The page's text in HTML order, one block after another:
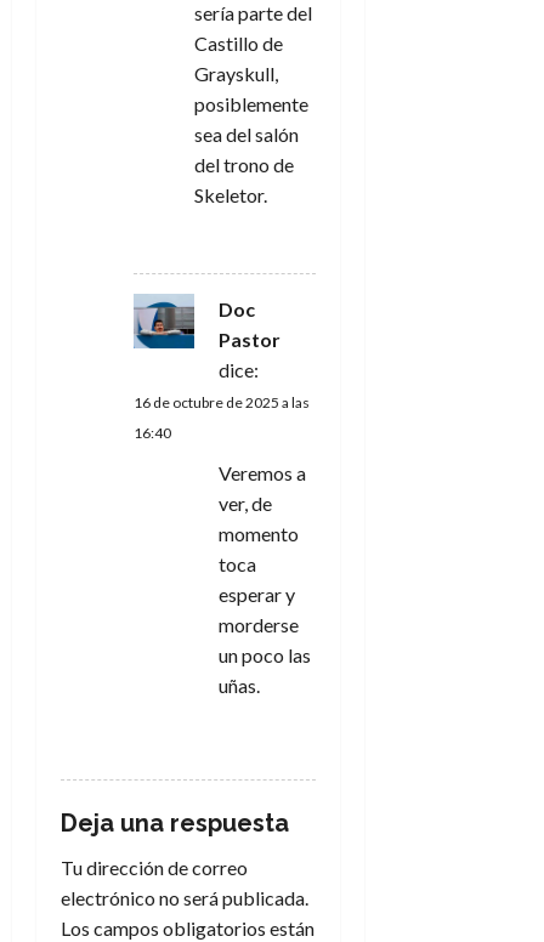
sería parte del
Castillo de
Grayskull,
posiblemente
sea del salón
del trono de
Skeletor.
Doc
Pastor
dice:
16 de octubre de 2025 a las
16:40
Veremos a
ver, de
momento
toca
esperar y
morderse
un poco las
uñas.
Deja una respuesta
Tu dirección de correo
electrónico no será publicada.
Los campos obligatorios están